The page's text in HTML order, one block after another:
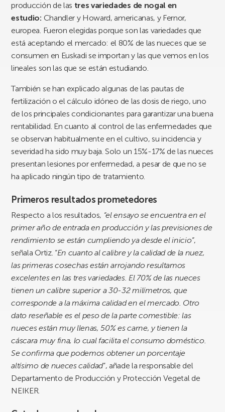
producción de las tres variedades de nogal en
estudio: Chandler y Howard, americanas, y Fernor,
europea. Fueron elegidas porque son las variedades que
está aceptando el mercado: el 80% de las nueces que se
consumen en Euskadi se importan y las que vemos en los
lineales son las que se están estudiando.
También se han explicado algunas de las pautas de
fertilización o el cálculo idóneo de las dosis de riego, uno
de los principales condicionantes para garantizar una buena
rentabilidad. En cuanto al control de las enfermedades que
se observan habitualmente en el cultivo, su incidencia y
severidad ha sido muy baja. Solo un 15%-17% de las nueces
presentan lesiones por enfermedad, a pesar de que no se
ha aplicado ningún tipo de tratamiento.
Primeros resultados prometedores
Respecto a los resultados, “el ensayo se encuentra en el
primer año de entrada en producción y las previsiones de
rendimiento se están cumpliendo ya desde el inicio”,
señala Ortiz. “En cuanto al calibre y la calidad de la nuez,
las primeras cosechas están arrojando resultamos
excelentes en las tres variedades. El 70% de las nueces
tienen un calibre superior a 30-32 milímetros, que
corresponde a la máxima calidad en el mercado. Otro
dato reseñable es el peso de la parte comestible: las
nueces están muy llenas, 50% es carne, y tienen la
cáscara muy fina, lo cual facilita el consumo doméstico.
Se confirma que podemos obtener un porcentaje
altísimo de nueces calidad”, añade la responsable del
Departamento de Producción y Protección Vegetal de
NEIKER.